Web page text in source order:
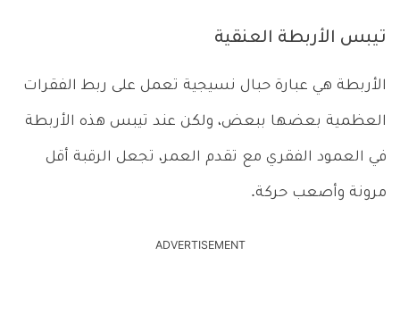
تيبس الأربطة العنقية
الأربطة هي عبارة حبال نسيجية تعمل على ربط الفقرات
العظمية بعضها ببعض، ولكن عند تيبس هذه الأربطة
في العمود الفقري مع تقدم العمر، تجعل الرقبة أقل
مرونة وأصعب حركة.
ADVERTISEMENT